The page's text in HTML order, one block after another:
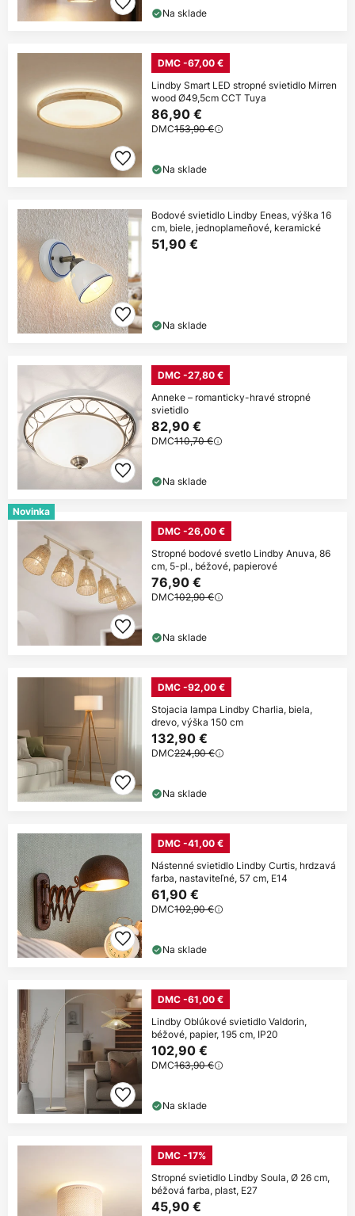
Na sklade
DMC -67,00 €
Lindby Smart LED stropné svietidlo Mirren
wood Ø49,5cm CCT Tuya
86,90 €
DMC153,90 €
Na sklade
Bodové svietidlo Lindby Eneas, výška 16
cm, biele, jednoplameňové, keramické
51,90 €
Na sklade
DMC -27,80 €
Anneke – romanticky-hravé stropné
svietidlo
82,90 €
DMC110,70 €
Na sklade
Novinka
DMC -26,00 €
Stropné bodové svetlo Lindby Anuva, 86
cm, 5-pl., béžové, papierové
76,90 €
DMC102,90 €
Na sklade
DMC -92,00 €
Stojacia lampa Lindby Charlia, biela,
drevo, výška 150 cm
132,90 €
DMC224,90 €
Na sklade
DMC -41,00 €
Nástenné svietidlo Lindby Curtis, hrdzavá
farba, nastaviteľné, 57 cm, E14
61,90 €
DMC102,90 €
Na sklade
DMC -61,00 €
Lindby Oblúkové svietidlo Valdorin,
béžové, papier, 195 cm, IP20
102,90 €
DMC163,90 €
Na sklade
DMC -17%
Stropné svietidlo Lindby Soula, Ø 26 cm,
béžová farba, plast, E27
45,90 €